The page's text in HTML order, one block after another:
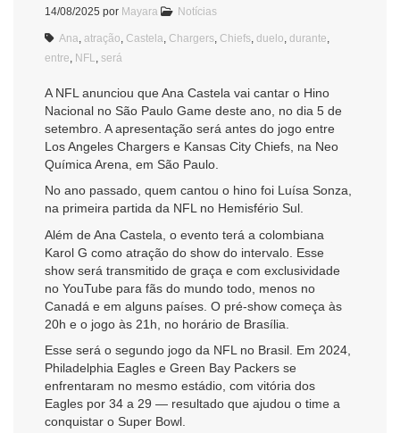
14/08/2025 por Mayara Notícias
Ana atração Castela Chargers Chiefs duelo durante
entre NFL será
A NFL anunciou que Ana Castela vai cantar o Hino
Nacional no São Paulo Game deste ano, no dia 5 de
setembro. A apresentação será antes do jogo entre
Los Angeles Chargers e Kansas City Chiefs, na Neo
Química Arena, em São Paulo.
No ano passado, quem cantou o hino foi Luísa Sonza,
na primeira partida da NFL no Hemisfério Sul.
Além de Ana Castela, o evento terá a colombiana
Karol G como atração do show do intervalo. Esse
show será transmitido de graça e com exclusividade
no YouTube para fãs do mundo todo, menos no
Canadá e em alguns países. O pré-show começa às
20h e o jogo às 21h, no horário de Brasília.
Esse será o segundo jogo da NFL no Brasil. Em 2024,
Philadelphia Eagles e Green Bay Packers se
enfrentaram no mesmo estádio, com vitória dos
Eagles por 34 a 29 — resultado que ajudou o time a
conquistar o Super Bowl.